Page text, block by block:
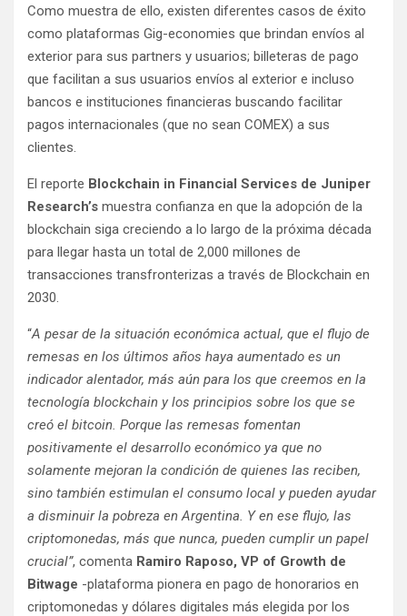
Como muestra de ello, existen diferentes casos de éxito
como plataformas Gig-economies que brindan envíos al
exterior para sus partners y usuarios; billeteras de pago
que facilitan a sus usuarios envíos al exterior e incluso
bancos e instituciones financieras buscando facilitar
pagos internacionales (que no sean COMEX) a sus
clientes.
El reporte Blockchain in Financial Services de Juniper
Research’s muestra confianza en que la adopción de la
blockchain siga creciendo a lo largo de la próxima década
para llegar hasta un total de 2,000 millones de
transacciones transfronterizas a través de Blockchain en
2030.
“A pesar de la situación económica actual, que el flujo de
remesas en los últimos años haya aumentado es un
indicador alentador, más aún para los que creemos en la
tecnología blockchain y los principios sobre los que se
creó el bitcoin. Porque las remesas fomentan
positivamente el desarrollo económico ya que no
solamente mejoran la condición de quienes las reciben,
sino también estimulan el consumo local y pueden ayudar
a disminuir la pobreza en Argentina. Y en ese flujo, las
criptomonedas, más que nunca, pueden cumplir un papel
crucial”, comenta Ramiro Raposo, VP of Growth de
Bitwage -plataforma pionera en pago de honorarios en
criptomonedas y dólares digitales más elegida por los